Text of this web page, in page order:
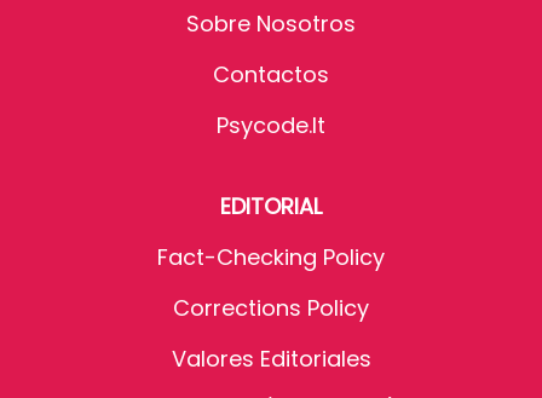
Sobre Nosotros
Contactos
Psycode.it
EDITORIAL
Fact-Checking Policy
Corrections Policy
Valores Editoriales